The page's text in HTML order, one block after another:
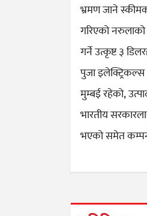
भ्रमण जाने
गरिएको नरुलाको
गर्ने उत्कृष्ट ३
पुजा
मुम्बई रहेको,
भारतीय
भएको समेत